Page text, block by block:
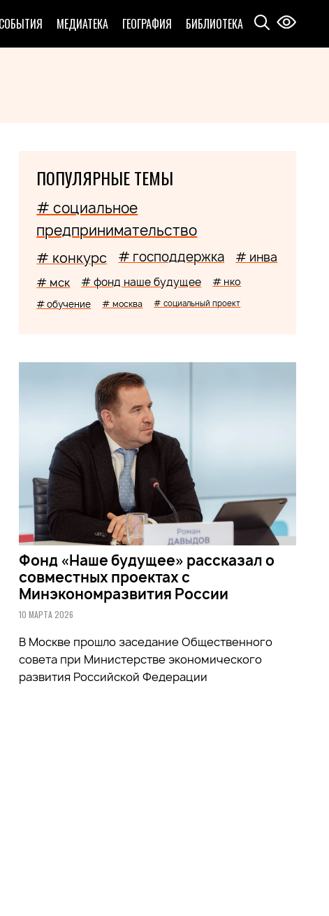
СОБЫТИЯ МЕДИАТЕКА ГЕОГРАФИЯ БИБЛИОТЕКА
ПОПУЛЯРНЫЕ ТЕМЫ
# социальное
предпринимательство
# конкурс # господдержка # инва
# мск # фонд наше будущее # нко
# обучение # москва # социальный проект
Фонд «Наше будущее» рассказал о
совместных проектах с
Минэкономразвития России
10 МАРТА 2026
В Москве прошло заседание Общественного
совета при Министерстве экономического
развития Российской Федерации